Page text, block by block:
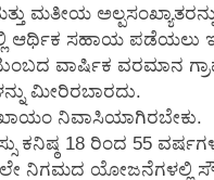
ಮತೀಯ
ಸಹಾಯ ಪಡೆಯಲು
ವಾರ್ಷಿಕ ವರಮಾನ
ಮೀರಿರಬಾರದು.
ಖಾಯಂ ನಿವಾಸಿಯಾಗಿರಬೇಕು.
ಕನಿಷ್ಠ 18 ರಿಂದ 55
ನಿಗಮದ ಯೋಜನೆಗಳಲ್ಲಿ